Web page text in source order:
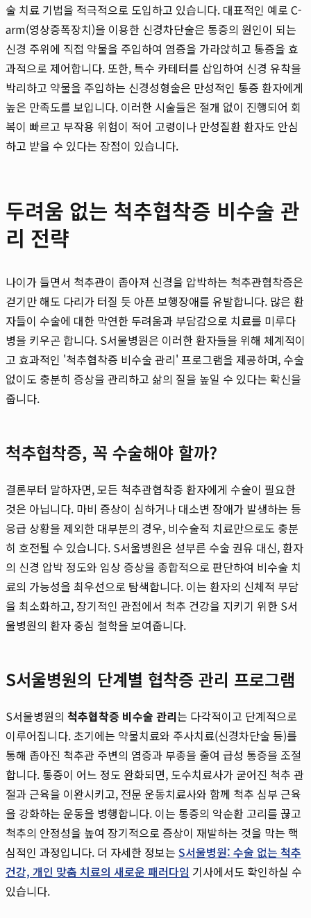
술 치료 기법을 적극적으로 도입하고 있습니다. 대표적인 예로 C-
arm(영상증폭장치)을 이용한 신경차단술은 통증의 원인이 되는
신경 주위에 직접 약물을 주입하여 염증을 가라앉히고 통증을 효
과적으로 제어합니다. 또한, 특수 카테터를 삽입하여 신경 유착을
박리하고 약물을 주입하는 신경성형술은 만성적인 통증 환자에게
높은 만족도를 보입니다. 이러한 시술들은 절개 없이 진행되어 회
복이 빠르고 부작용 위험이 적어 고령이나 만성질환 환자도 안심
하고 받을 수 있다는 장점이 있습니다.
두려움 없는 척추협착증 비수술 관
리 전략
나이가 들면서 척추관이 좁아져 신경을 압박하는 척추관협착증은
걷기만 해도 다리가 터질 듯 아픈 보행장애를 유발합니다. 많은 환
자들이 수술에 대한 막연한 두려움과 부담감으로 치료를 미루다
병을 키우곤 합니다. S서울병원은 이러한 환자들을 위해 체계적이
고 효과적인 '척추협착증 비수술 관리' 프로그램을 제공하며, 수술
없이도 충분히 증상을 관리하고 삶의 질을 높일 수 있다는 확신을
줍니다.
척추협착증, 꼭 수술해야 할까?
결론부터 말하자면, 모든 척추관협착증 환자에게 수술이 필요한
것은 아닙니다. 마비 증상이 심하거나 대소변 장애가 발생하는 등
응급 상황을 제외한 대부분의 경우, 비수술적 치료만으로도 충분
히 호전될 수 있습니다. S서울병원은 섣부른 수술 권유 대신, 환자
의 신경 압박 정도와 임상 증상을 종합적으로 판단하여 비수술 치
료의 가능성을 최우선으로 탐색합니다. 이는 환자의 신체적 부담
을 최소화하고, 장기적인 관점에서 척추 건강을 지키기 위한 S서
울병원의 환자 중심 철학을 보여줍니다.
S서울병원의 단계별 협착증 관리 프로그램
S서울병원의 척추협착증 비수술 관리는 다각적이고 단계적으로
이루어집니다. 초기에는 약물치료와 주사치료(신경차단술 등)를
통해 좁아진 척추관 주변의 염증과 부종을 줄여 급성 통증을 조절
합니다. 통증이 어느 정도 완화되면, 도수치료사가 굳어진 척추 관
절과 근육을 이완시키고, 전문 운동치료사와 함께 척추 심부 근육
을 강화하는 운동을 병행합니다. 이는 통증의 악순환 고리를 끊고
척추의 안정성을 높여 장기적으로 증상이 재발하는 것을 막는 핵
심적인 과정입니다. 더 자세한 정보는 S서울병원: 수술 없는 척추
건강, 개인 맞춤 치료의 새로운 패러다임 기사에서도 확인하실 수
있습니다.